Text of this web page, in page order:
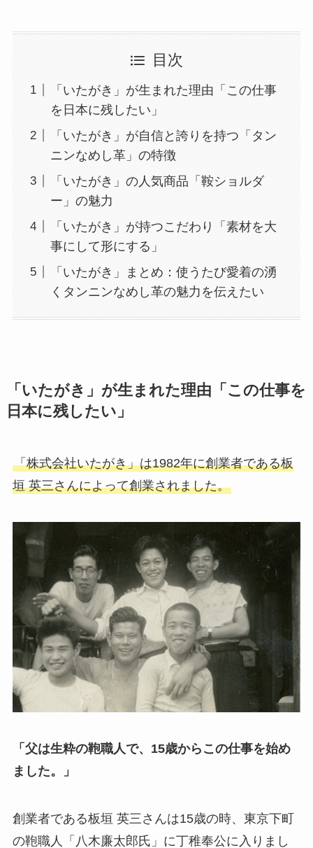
目次
「いたがき」が生まれた理由「この仕事
を日本に残したい」
「いたがき」が自信と誇りを持つ「タン
ニンなめし革」の特徴
「いたがき」の人気商品「鞍ショルダ
ー」の魅力
「いたがき」が持つこだわり「素材を大
事にして形にする」
「いたがき」まとめ：使うたび愛着の湧
くタンニンなめし革の魅力を伝えたい
「いたがき」が生まれた理由「この仕事を
日本に残したい」
「株式会社いたがき」は1982年に創業者である板
垣 英三さんによって創業されました。
「父は生粋の鞄職人で、15歳からこの仕事を始め
ました。」
創業者である板垣 英三さんは15歳の時、東京下町
の鞄職人「八木廉太郎氏」に丁稚奉公に入りまし